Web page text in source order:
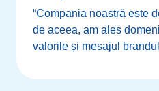
“Compania noastră este
de aceea, am ales
valorile și mesajul